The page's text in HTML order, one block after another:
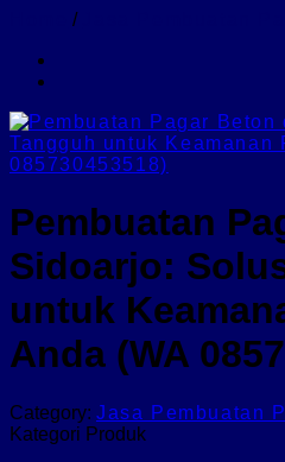
/
Pembuatan
Sidoarjo:
untuk
Anda (WA
Category: Jasa Pembuatan
Kategori Produk